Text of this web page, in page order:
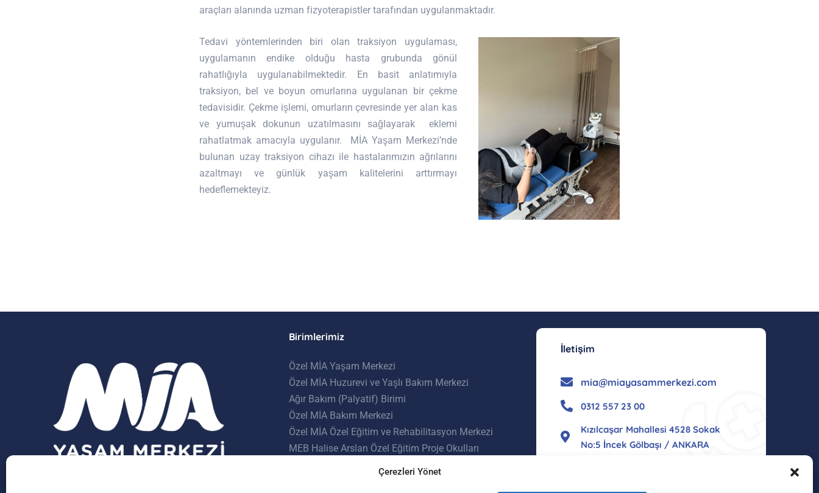
Çerezleri Yönet
araçları alanında uzman fizyoterapistler tarafından uygulanmaktadır.
Tedavi yöntemlerinden biri olan traksiyon uygulaması,
uygulamanın endike olduğu hasta grubunda gönül
rahatlığıyla uygulanabilmektedir. En basit anlatımıyla
traksiyon, bel ve boyun omurlarına uygulanan bir çekme
tedavisidir. Çekme işlemi, omurların çevresinde yer alan kas
ve yumuşak dokunun uzatılmasını sağlayarak eklemi
rahatlatmak amacıyla uygulanır. MİA Yaşam Merkezi’nde
bulunan uzay traksiyon cihazı ile hastalarımızın ağrılarını
azaltmayı ve günlük yaşam kalitelerini arttırmayı
hedeflemekteyiz.
Birimlerimiz
Özel MİA Yaşam Merkezi
Özel MİA Huzurevi ve Yaşlı Bakım Merkezi
Ağır Bakım (Palyatif) Birimi
Özel MİA Bakım Merkezi
Özel MİA Özel Eğitim ve Rehabilitasyon Merkezi
MEB Halise Arslan Özel Eğitim Proje Okulları
İletişim
mia@miayasammerkezi.com
0312 557 23 00
Kızılcaşar Mahallesi 4528 Sokak
No:5 İncek Gölbaşı / ANKARA